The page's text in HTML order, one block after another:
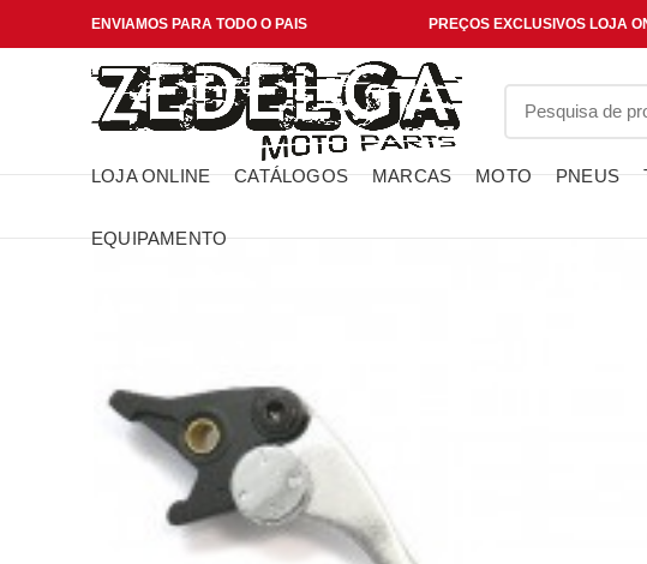
ENVIAMOS PARA TODO O PAIS PREÇOS EXCLUSIVOS LOJA
LOJA ONLINE CATÁLOGOS MARCAS MOTO PNEUS
EQUIPAMENTO